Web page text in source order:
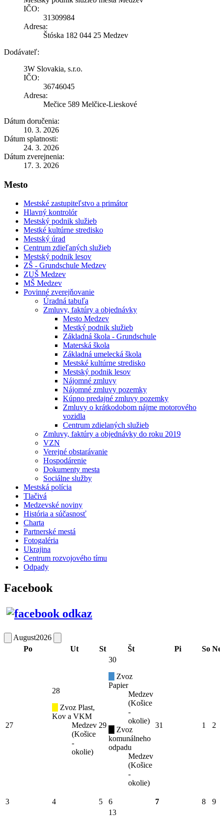
IČO:
31309984
Adresa:
Štóska 182 044 25 Medzev
Dodávateľ:
3W Slovakia, s.r.o.
IČO:
36746045
Adresa:
Mečice 589 Melčice-Lieskové
Dátum doručenia:
10. 3. 2026
Dátum splatnosti:
24. 3. 2026
Dátum zverejnenia:
17. 3. 2026
Mesto
Mestské zastupiteľstvo a primátor
Hlavný kontrolór
Mestský podnik služieb
Mestké kultúrne stredisko
Mestský úrad
Centrum zdieľaných služieb
Mestský podnik lesov
ZŠ - Grundschule Medzev
ZUŠ Medzev
MŠ Medzev
Povinné zverejňovanie
Úradná tabuľa
Zmluvy, faktúry a objednávky
Mesto Medzev
Mestký podnik služieb
Základná škola - Grundschule
Materská škola
Základná umelecká škola
Mestské kultúrne stredisko
Mestský podnik lesov
Nájomné zmluvy
Nájomné zmluvy pozemky
Kúpno predajné zmluvy pozemky
Zmluvy o krátkodobom nájme motorového
vozidla
Centrum zdielaných služieb
Zmluvy, faktúry a objednávky do roku 2019
VZN
Verejné obstarávanie
Hospodárenie
Dokumenty mesta
Sociálne služby
Mestská polícia
Tlačivá
Medzevské noviny
História a súčasnosť
Charta
Partnerské mestá
Fotogaléria
Ukrajina
Centrum rozvojového tímu
Odpady
Facebook
August2026
Po
Ut St Št Pi So
27
28
Zvoz Plast,
Kov a VKM
Medzev
(Košice
-
okolie)
29
30
Zvoz
Papier
Medzev
(Košice
-
okolie)
Zvoz
komunálneho
odpadu
Medzev
(Košice
-
okolie)
31 1 2
3 4 5 6 7 8
9
13